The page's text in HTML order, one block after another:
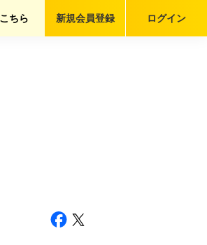
ちら ログイン
新規会員登録